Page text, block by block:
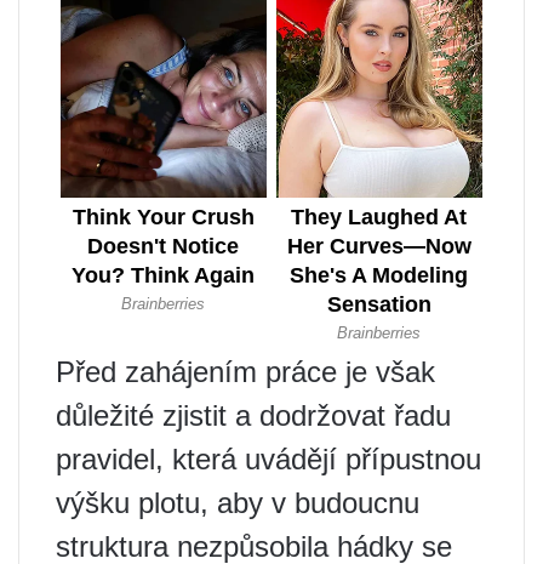
Před zahájením práce je však
důležité zjistit a dodržovat řadu
pravidel, která uvádějí přípustnou
výšku plotu, aby v budoucnu
struktura nezpůsobila hádky se